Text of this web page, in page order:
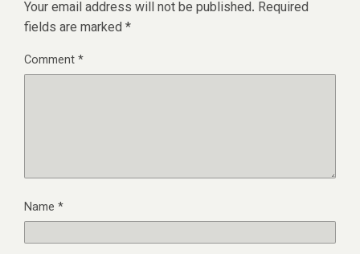
Your email address will not be published. Required
fields are marked *
Comment*
Name *